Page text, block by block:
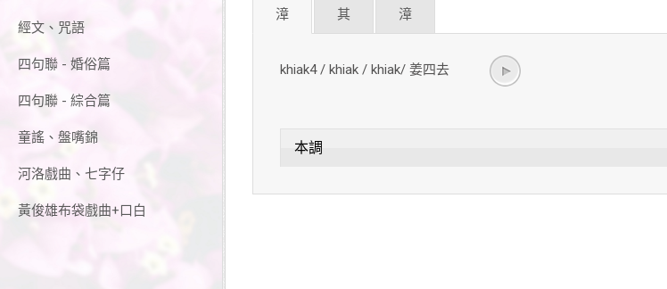
經文、咒語
四句聯 - 婚俗篇
四句聯 - 綜合篇
童謠、盤嘴錦
河洛戲曲、七字仔
黃俊雄布袋戲曲+口白
漳 其 漳
khiak4 / khiak / khiak/ 姜四去
本調